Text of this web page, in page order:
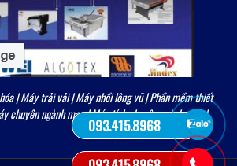
093.415.8968
|Máy trải vải| Máy nhồi lông vũ | Phần mềm thiết
chuyên ngành may|Máy tính chuyên ngành may|